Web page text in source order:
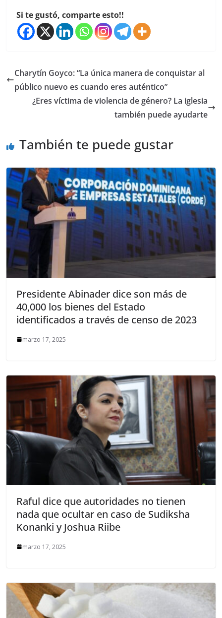
Si te gustó, comparte esto!!
Charytín Goyco: “La única manera de conquistar al
público nuevo es cuando eres auténtico”
¿Eres víctima de violencia de género? La iglesia
también puede ayudarte
También te puede gustar
Presidente Abinader dice son más de
40,000 los bienes del Estado
identificados a través de censo de 2023
marzo 17, 2025
Raful dice que autoridades no tienen
nada que ocultar en caso de Sudiksha
Konanki y Joshua Riibe
marzo 17, 2025